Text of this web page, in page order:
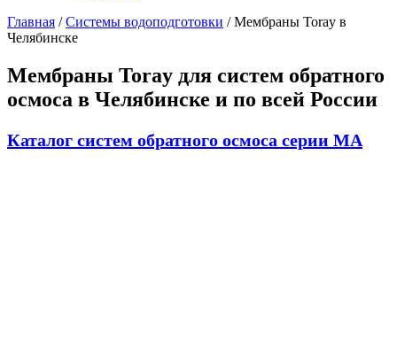
Главная /Системы водоподготовки /Мембраны Toray в
Челябинске
Мембраны Toray для систем обратного
осмоса в Челябинске и по всей России
Каталог систем обратного осмоса серии МА